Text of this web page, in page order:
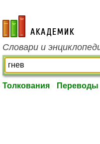
academic.ru
Словари и
Толкования Переводы